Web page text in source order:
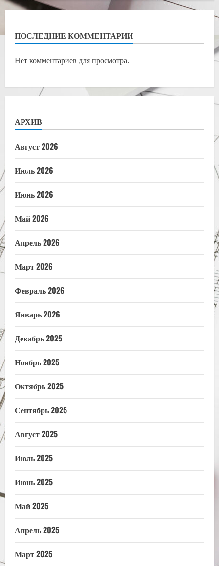
ПОСЛЕДНИЕ КОММЕНТАРИИ
Нет комментариев для просмотра.
АРХИВ
Август 2026
Июль 2026
Июнь 2026
Май 2026
Апрель 2026
Март 2026
Февраль 2026
Январь 2026
Декабрь 2025
Ноябрь 2025
Октябрь 2025
Сентябрь 2025
Август 2025
Июль 2025
Июнь 2025
Май 2025
Апрель 2025
Март 2025